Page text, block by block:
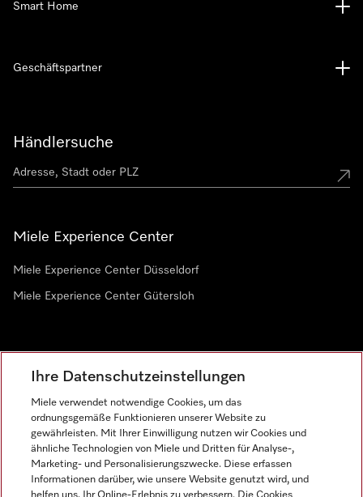
Händlersuche
Miele Experience Center
Miele Experience Center Düsseldorf
Miele Experience Center Gütersloh
Smart Home
Geschäftspartner
Ihre Datenschutzeinstellungen
Miele verwendet notwendige Cookies, um das
ordnungsgemäße Funktionieren unserer Website zu
gewährleisten. Mit Ihrer Einwilligung nutzen wir Cookies und
ähnliche Technologien von Miele und Dritten für Analyse-,
Marketing- und Personalisierungszwecke. Diese erfassen
Informationen darüber, wie unsere Website genutzt wird, und